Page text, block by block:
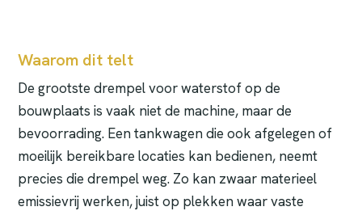
Waarom dit telt
De grootste drempel voor waterstof op de
bouwplaats is vaak niet de machine, maar de
bevoorrading. Een tankwagen die ook afgelegen of
moeilijk bereikbare locaties kan bedienen, neemt
precies die drempel weg. Zo kan zwaar materieel
emissievrij werken, juist op plekken waar vaste